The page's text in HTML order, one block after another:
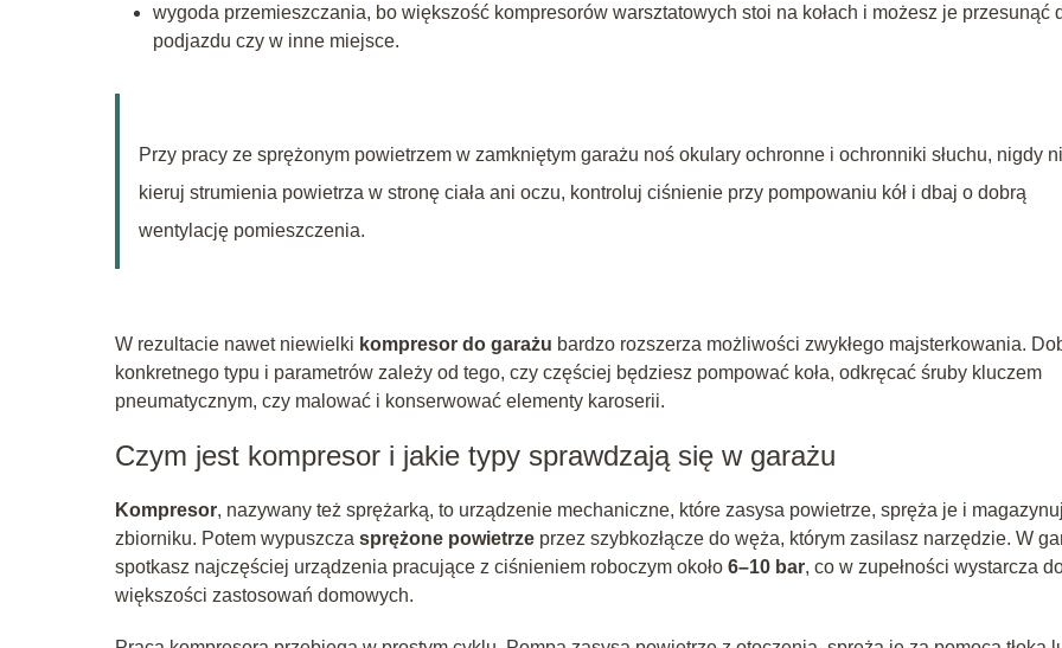
wygoda przemieszczania, bo większość kompresorów warsztatowych stoi na kołach i możesz je przesunąć
podjazdu czy w inne miejsce.
Przy pracy ze sprężonym powietrzem w zamkniętym garażu noś okulary ochronne i ochronniki słuchu, nigdy
kieruj strumienia powietrza w stronę ciała ani oczu, kontroluj ciśnienie przy pompowaniu kół i dbaj o dobrą
wentylację pomieszczenia.
W rezultacie nawet niewielki kompresor do garażu bardzo rozszerza możliwości zwykłego majsterkowania.
konkretnego typu i parametrów zależy od tego, czy częściej będziesz pompować koła, odkręcać śruby kluczem
pneumatycznym, czy malować i konserwować elementy karoserii.
Czym jest kompresor i jakie typy sprawdzają się w garażu
Kompresor, nazywany też sprężarką, to urządzenie mechaniczne, które zasysa powietrze, spręża je i
zbiorniku. Potem wypuszcza sprężone powietrze przez szybkozłącze do węża, którym zasilasz narzędzie. W
spotkasz najczęściej urządzenia pracujące z ciśnieniem roboczym około 6–10 bar, co w zupełności wystarcza
większości zastosowań domowych.